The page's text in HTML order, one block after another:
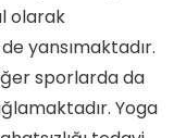
olarak
yansımaktadır.
sporlarda da
Yoga